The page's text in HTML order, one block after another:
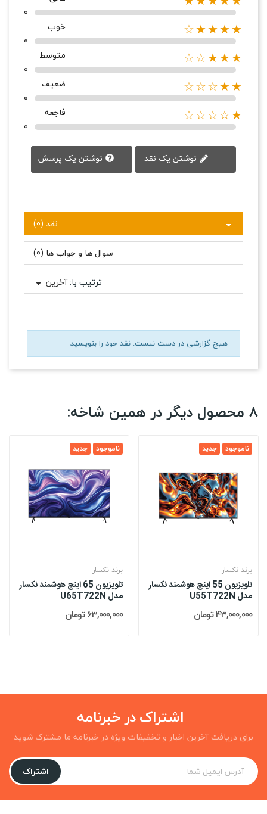
0
★★★★☆
خوب
0
★★★☆☆
متوسط
0
★★☆☆☆
ضعیف
0
★☆☆☆☆
فاجعه
0
نوشتن یک پرسش
نقد (0)
سوال ها و جواب ها (0)
ترتیب با:آخرین
هیچ گزارشی در دست نیست. نقد خود را بنویسید
8 محصول دیگر در همین شاخه:
جدید ناموجود
برند نکسار
تلویزیون 65 اینچ هوشمند نکسار
مدل U65T722N
63,000,000 تومان
جدید ناموجود
برند نکسار
تلویزیون 55 اینچ هوشمند نکسار
مدل U55T722N
43,000,000 تومان
اشتراک در خبرنامه
برای دریافت آخرین اخبار و تخفیفات ویژه در خبرنامه ما مشترک شوید
اشتراک